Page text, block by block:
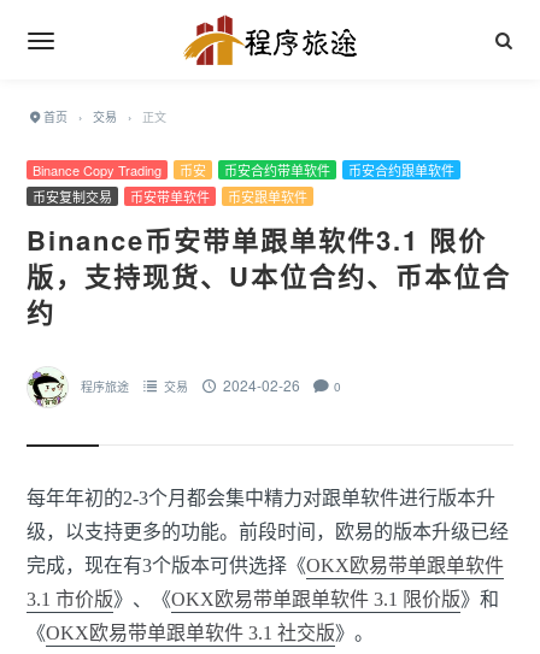
首页 › 交易 › 正文
Binance Copy Trading 币安 币安合约带单软件
币安合约跟单软件
币安复制交易
币安带单软件 币安跟单软件
Binance币安带单跟单软件3.1 限价
版，支持现货、U本位合约、币本位合
约
程序旅途 交易 2024-02-26 0
每年年初的2-3个月都会集中精力对跟单软件进行版本升
级，以支持更多的功能。前段时间，欧易的版本升级已经
完成，现在有3个版本可供选择《OKX欧易带单跟单软件
3.1 市价版》、《OKX欧易带单跟单软件 3.1 限价版》和
《OKX欧易带单跟单软件 3.1 社交版》。